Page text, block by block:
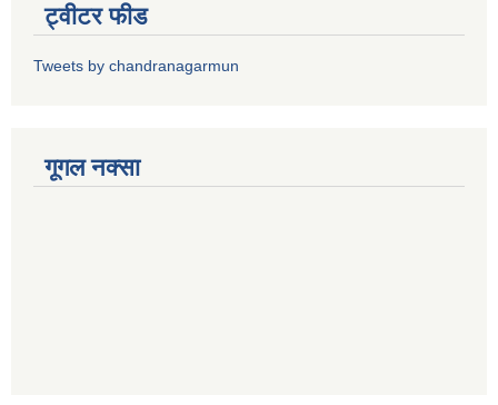
ट्वीटर फीड
Tweets by chandranagarmun
गूगल नक्सा